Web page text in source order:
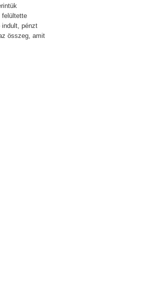
felültette
indult, pénzt
összeg, amit